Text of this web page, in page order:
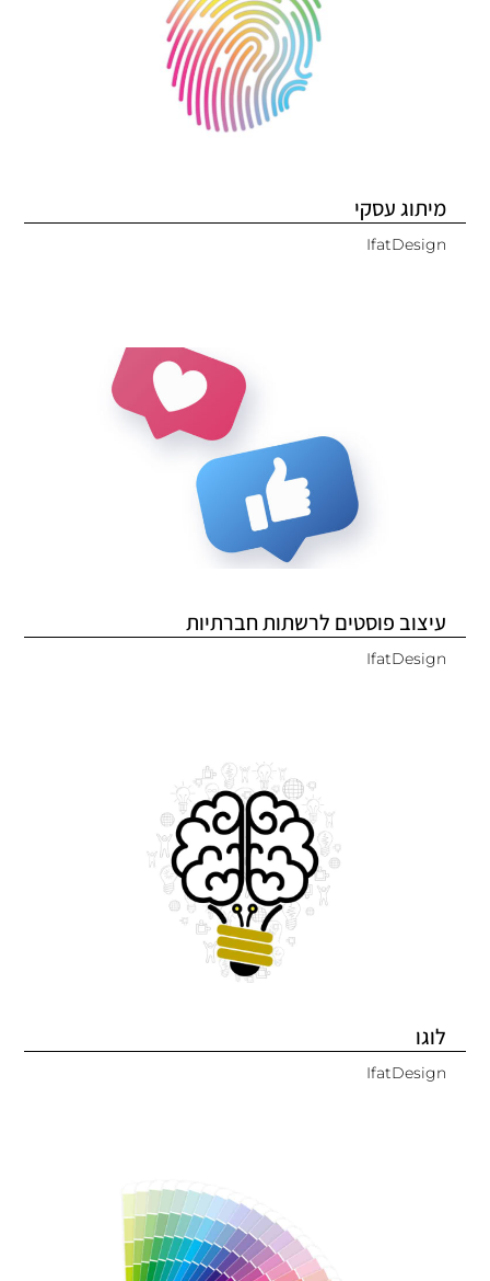
מיתוג עסקי
IfatDesign
עיצוב פוסטים לרשתות חברתיות
IfatDesign
לוגו
IfatDesign